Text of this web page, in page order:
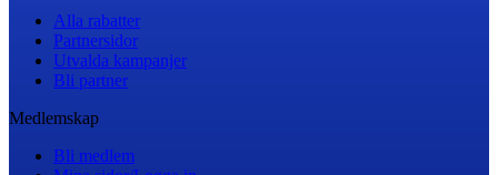
Alla rabatter
Partnersidor
Utvalda kampanjer
Bli partner
Medlemskap
Bli medlem